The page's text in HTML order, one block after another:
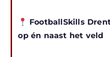
FootballSkills
op én naast het veld